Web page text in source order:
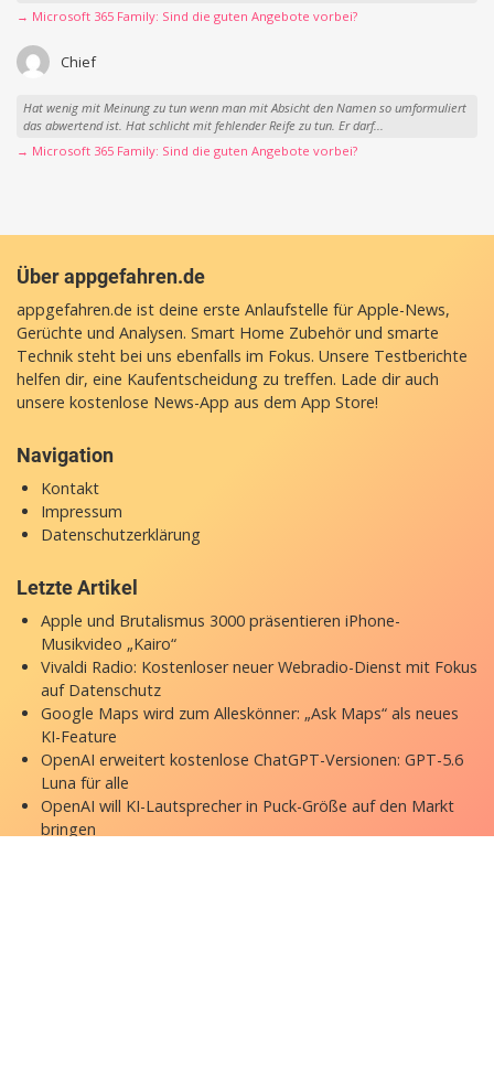
→ Microsoft 365 Family: Sind die guten Angebote vorbei?
Chief
Hat wenig mit Meinung zu tun wenn man mit Absicht den Namen so umformuliert
das abwertend ist. Hat schlicht mit fehlender Reife zu tun. Er darf...
→ Microsoft 365 Family: Sind die guten Angebote vorbei?
Über appgefahren.de
appgefahren.de ist deine erste Anlaufstelle für Apple-News,
Gerüchte und Analysen. Smart Home Zubehör und smarte
Technik steht bei uns ebenfalls im Fokus. Unsere Testberichte
helfen dir, eine Kaufentscheidung zu treffen. Lade dir auch
unsere kostenlose News-App aus dem App Store!
Navigation
Kontakt
Impressum
Datenschutzerklärung
Letzte Artikel
Apple und Brutalismus 3000 präsentieren iPhone-
Musikvideo „Kairo“
Vivaldi Radio: Kostenloser neuer Webradio-Dienst mit Fokus
auf Datenschutz
Google Maps wird zum Alleskönner: „Ask Maps“ als neues
KI-Feature
OpenAI erweitert kostenlose ChatGPT-Versionen: GPT-5.6
Luna für alle
OpenAI will KI-Lautsprecher in Puck-Größe auf den Markt
bringen